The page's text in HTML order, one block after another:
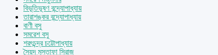
বিভূতিভূষণ বন্দ্যোপাধ্যায়
তারাশঙ্কর বন্দ্যোপাধ্যায়
বাণী বসু
সমরেশ বসু
শরৎচন্দ্র চট্টোপাধ্যায়
সৈয়দ মুস্তাফা সিরাজ